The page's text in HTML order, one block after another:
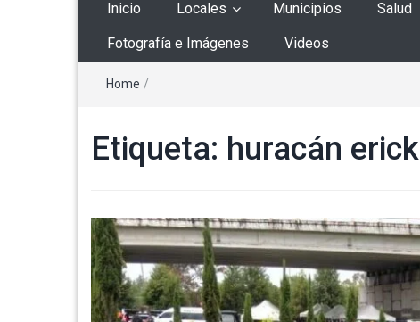
Inicio Locales Municipios Salud
Fotografía e Imágenes Videos
Home /
Etiqueta: huracán erick